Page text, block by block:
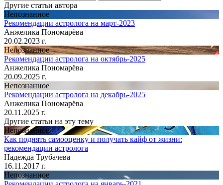
Другие статьи автора
Непознанное
Рекомендации астролога на март-2023
Анжелика Пономарёва
20.02.2023 г.
Непознанное
Рекомендации астролога на октябрь-2025
Анжелика Пономарёва
20.09.2025 г.
Непознанное
Рекомендации астролога на декабрь-2025
Анжелика Пономарёва
20.11.2025 г.
Другие статьи на эту тему
Непознанное
Как поднять самооценку и получать кайф от жизни:
рекомендации астролога
Надежда Трубачева
16.11.2017 г.
Непознанное